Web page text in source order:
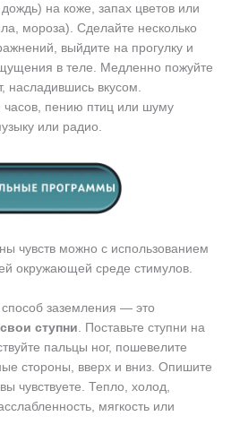
дождь) на коже, запах цветов или
мороза). Сделайте несколько
выйдите на прогулку и
в теле. Медленно пожуйте
насладившись вкусом.
часов, пению птиц или шуму
или радио.
чувств можно с использованием
окружающей среде стимулов.
заземления — это
ступни. Поставьте ступни на
пальцы ног, пошевелите
стороны, вверх и вниз. Опишите
чувствуете. Тепло, холод,
мягкость или